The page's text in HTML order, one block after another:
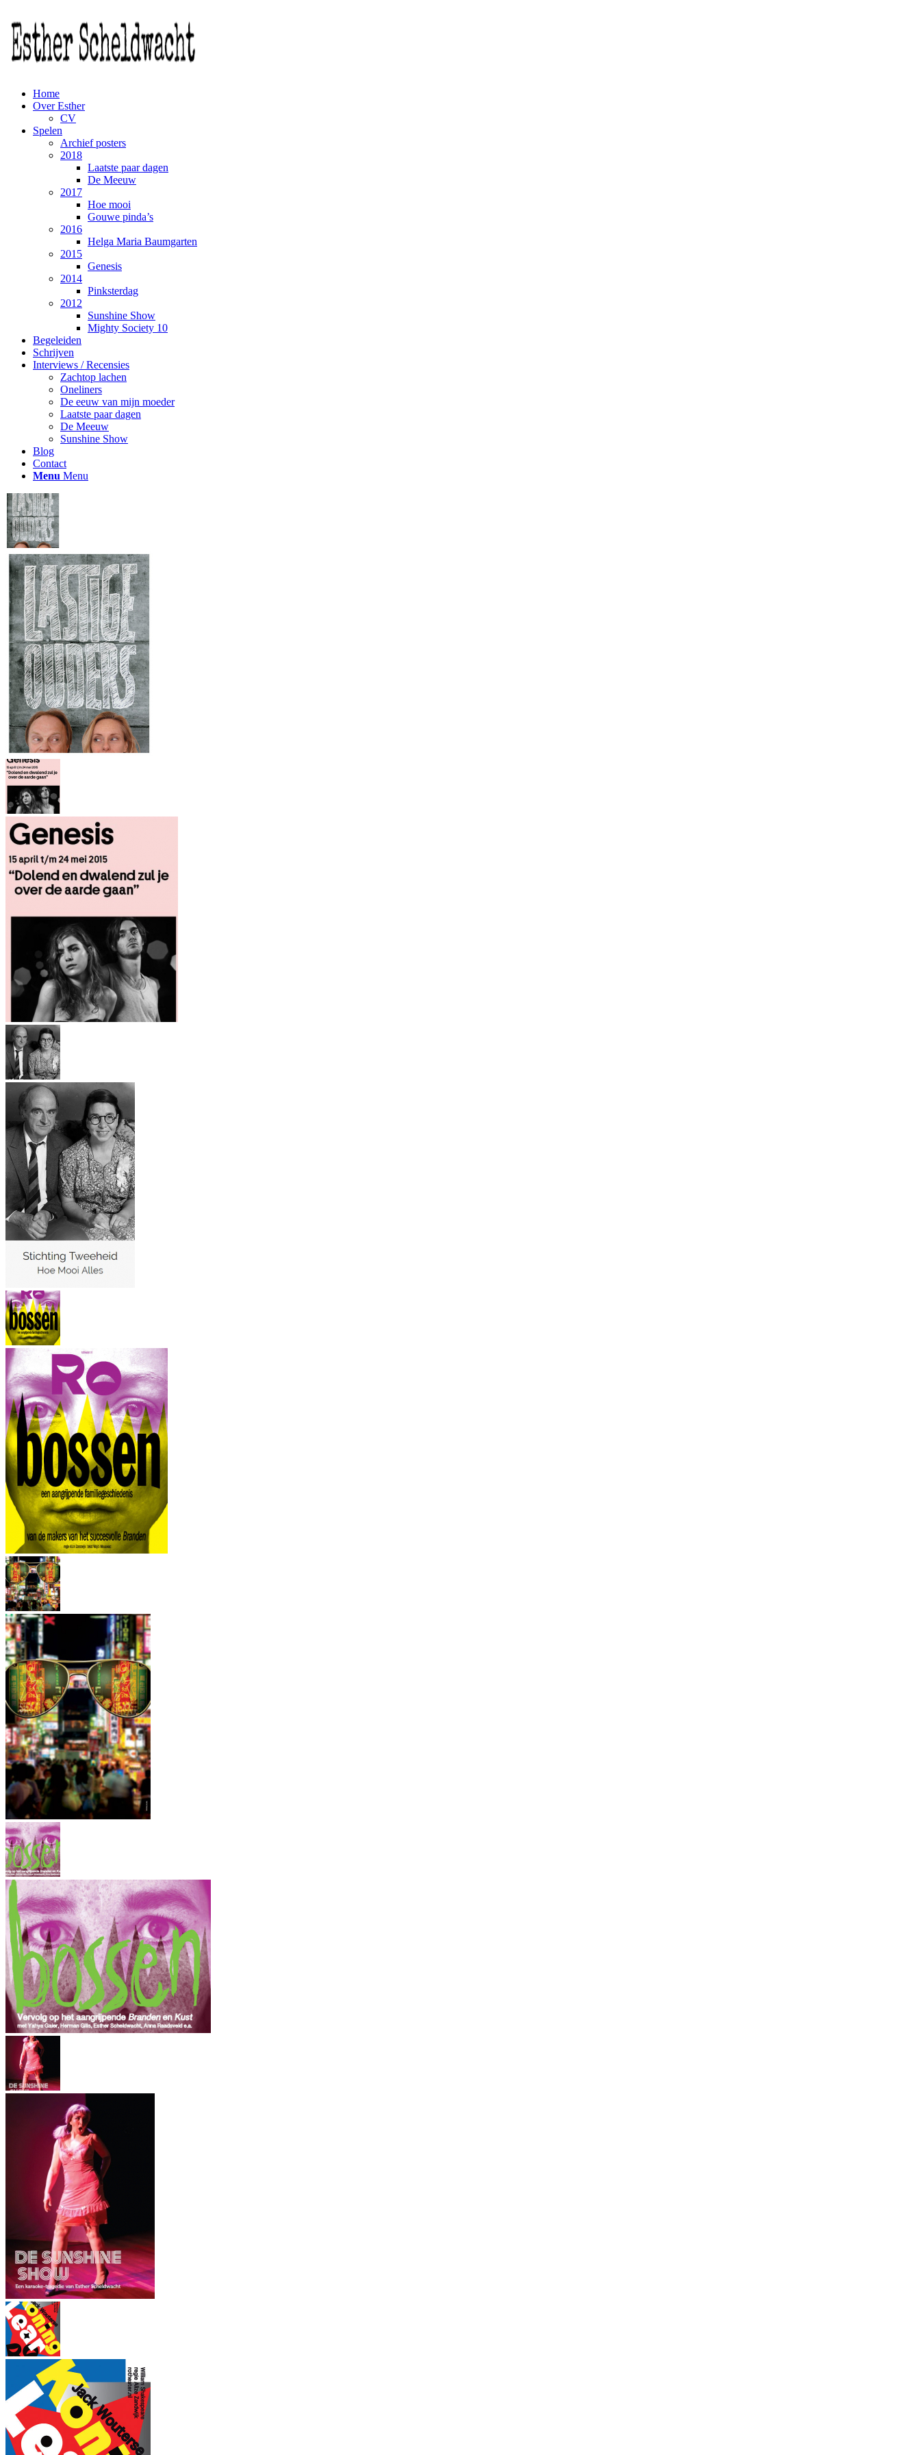
Home
Over Esther
CV
Spelen
Archief posters
2018
Laatste paar dagen
De Meeuw
2017
Hoe mooi
Gouwe pinda’s
2016
Helga Maria Baumgarten
2015
Genesis
2014
Pinksterdag
2012
Sunshine Show
Mighty Society 10
Begeleiden
Schrijven
Interviews / Recensies
Zachtop lachen
Oneliners
De eeuw van mijn moeder
Laatste paar dagen
De Meeuw
Sunshine Show
Blog
Contact
Menu Menu